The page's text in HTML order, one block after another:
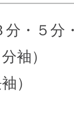
・５分
袖）
）